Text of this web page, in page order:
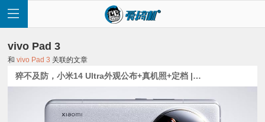
vivo Pad 3
和vivo Pad 3 关联的文章
猝不及防，小米14 Ultra外观公布+真机照+定档 | 魅族停止传统智能手机项目 | 首台骁龙8s Gen 3平板爆料